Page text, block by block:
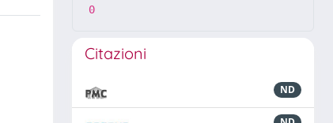
0
Citazioni
ND